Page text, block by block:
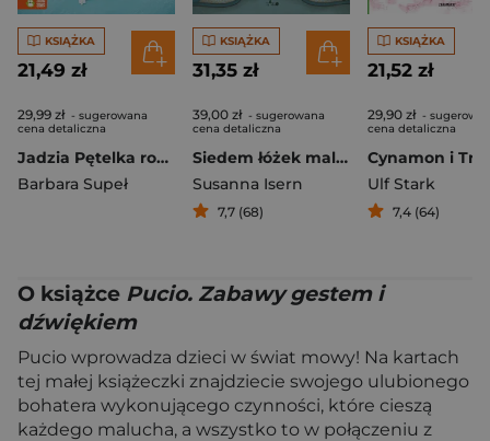
KSIĄŻKA
21,49 zł
29,99 zł - sugerowana
cena detaliczna
Jadzia Pętelka robi siku
Barbara Supeł
KSIĄŻKA
31,35 zł
39,00 zł - sugerowana
cena detaliczna
Siedem łóżek malutkiej popielicy
Susanna Isern
7,7 (68)
KSIĄŻKA
21,52 zł
29,90 zł -
cena detaliczna
Ulf Stark
7,4 (64)
O książce Pucio. Zabawy gestem i
dźwiękiem
Pucio wprowadza dzieci w świat mowy! Na kartach
tej małej książeczki znajdziecie swojego ulubionego
bohatera wykonującego czynności, które cieszą
każdego malucha, a wszystko to w połączeniu z